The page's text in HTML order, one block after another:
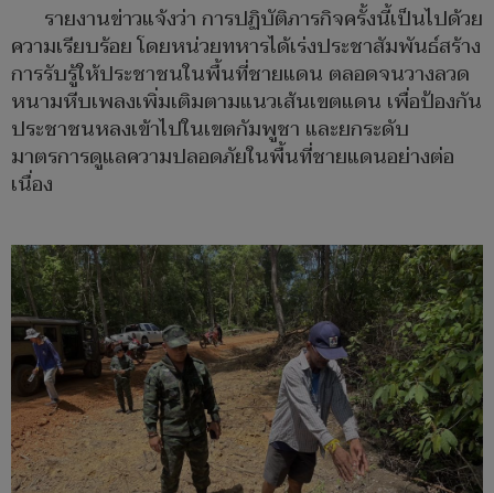
รายงานข่าวแจ้งว่า การปฏิบัติภารกิจครั้งนี้เป็นไปด้วย
ความเรียบร้อย โดยหน่วยทหารได้เร่งประชาสัมพันธ์สร้าง
การรับรู้ให้ประชาชนในพื้นที่ชายแดน ตลอดจนวางลวด
หนามหีบเพลงเพิ่มเติมตามแนวเส้นเขตแดน เพื่อป้องกัน
ประชาชนหลงเข้าไปในเขตกัมพูชา และยกระดับ
มาตรการดูแลความปลอดภัยในพื้นที่ชายแดนอย่างต่อ
เนื่อง